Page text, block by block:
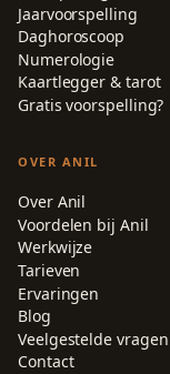
Jaarvoorspelling
Daghoroscoop
Numerologie
Kaartlegger & tarot
Gratis voorspelling?
OVER ANIL
Over Anil
Voordelen bij Anil
Werkwijze
Tarieven
Ervaringen
Blog
Veelgestelde vragen
Contact